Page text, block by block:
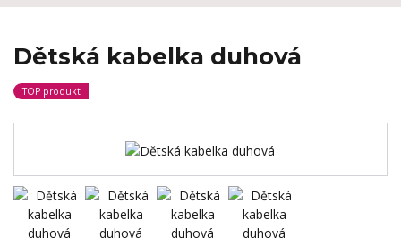
Dětská kabelka duhová
TOP produkt